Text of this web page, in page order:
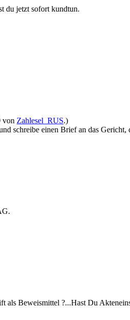
du jetzt sofort kundtun.
von Zahlesel_RUS.)
schreibe einen Brief an das
als Beweismittel ?...Hast Du